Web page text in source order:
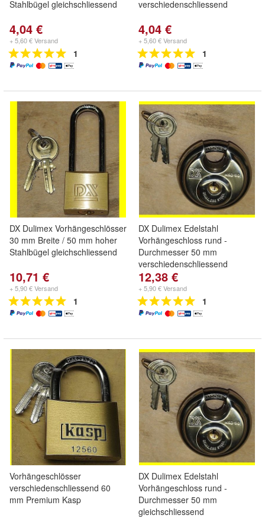
Stahlbügel gleichschliessend
4,04 €
+ 5,60 € Versand
1
verschiedenschliessend
4,04 €
+ 5,60 € Versand
1
DX Dulimex Vorhängeschlösser
30 mm Breite / 50 mm hoher
Stahlbügel gleichschliessend
10,71 €
+ 5,90 € Versand
1
DX Dulimex Edelstahl
Vorhängeschloss rund -
Durchmesser 50 mm
verschiedenschliessend
12,38 €
+ 5,90 € Versand
1
Vorhängeschlösser
verschiedenschliessend 60
mm Premium Kasp
DX Dulimex Edelstahl
Vorhängeschloss rund -
Durchmesser 50 mm
gleichschliessend